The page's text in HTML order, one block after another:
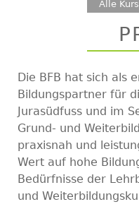
Alle
Die BFB hat sich als
Bildungspartner für
Jurasüdfuss und im
Grund- und
praxisnah und
Wert auf hohe
Bedürfnisse der
und